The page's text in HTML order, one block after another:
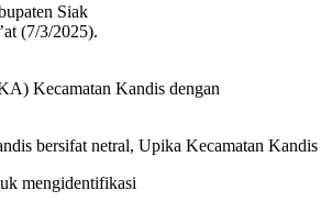
Siak
(7/3/2025).
Kecamatan Kandis dengan
bersifat netral, Upika Kecamatan
mengidentifikasi